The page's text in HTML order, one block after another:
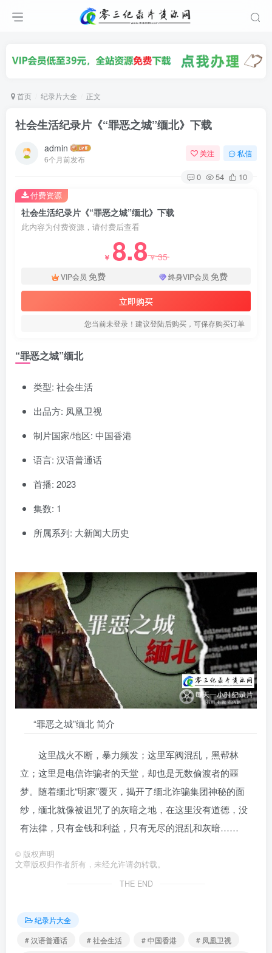
首页 纪录片大全 正文
社会生活纪录片《“罪恶之城”缅北》下载
admin
6个月前发布
关注 私信
0 54 10
社会生活纪录片《“罪恶之城”缅北》下载
此内容为付费资源，请付费后查看
￥ 8.8￥35
VIP会员 免费 终身VIP会员 免费
立即购买
您当前未登录！建议登陆后购买，可保存购买订单
付费资源
“罪恶之城”缅北
类型: 社会生活
出品方: 凤凰卫视
制片国家/地区: 中国香港
语言: 汉语普通话
首播: 2023
集数: 1
所属系列: 大新闻大历史
“罪恶之城”缅北 简介
这里战火不断，暴力频发；这里军阀混乱，黑帮林
立；这里是电信诈骗者的天堂，却也是无数偷渡者的噩
梦。随着缅北“明家”覆灭，揭开了缅北诈骗集团神秘的面
纱，缅北就像被诅咒了的灰暗之地，在这里没有道德，没
有法律，只有金钱和利益，只有无尽的混乱和灰暗……
© 版权声明
文章版权归作者所有，未经允许请勿转载。
THE END
纪录片大全
# 汉语普通话
# 社会生活 # 中国香港
# 凤凰卫视